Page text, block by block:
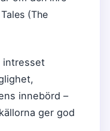
(The
intresset
innebörd –
ger god